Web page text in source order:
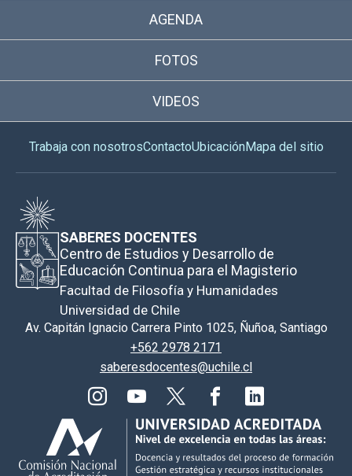
AGENDA
FOTOS
VIDEOS
Trabaja con nosotrosContactoUbicaciónMapa del sitio
SABERES DOCENTES
Centro de Estudios y Desarrollo de
Educación Continua para el Magisterio
Facultad de Filosofía y Humanidades
Universidad de Chile
Av. Capitán Ignacio Carrera Pinto 1025, Ñuñoa, Santiago
+562 2978 2171
saberesdocentes@uchile.cl